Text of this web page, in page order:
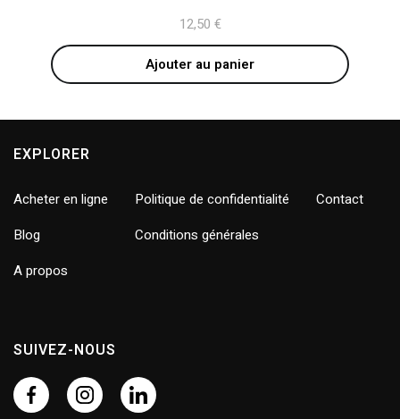
12,50 €
Ajouter au panier
EXPLORER
Acheter en ligne
Blog
A propos
Politique de confidentialité
Conditions générales
Contact
SUIVEZ-NOUS